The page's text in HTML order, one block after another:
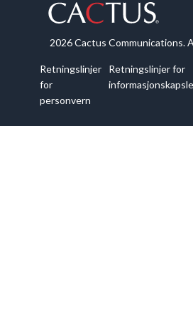
2026 Cactus Communications.
Retningslinjer
for
personvern
Retningslinjer for